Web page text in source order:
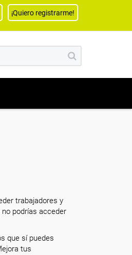
¡Quiero registrarme!
trabajadores y
podrías acceder
que sí puedes
tus